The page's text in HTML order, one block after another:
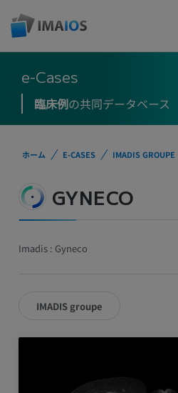
e-Cases
臨床例の共同データベース
ホーム E-CASES IMADIS GROUPE
GYNECO
Imadis : Gyneco
IMADIS groupe